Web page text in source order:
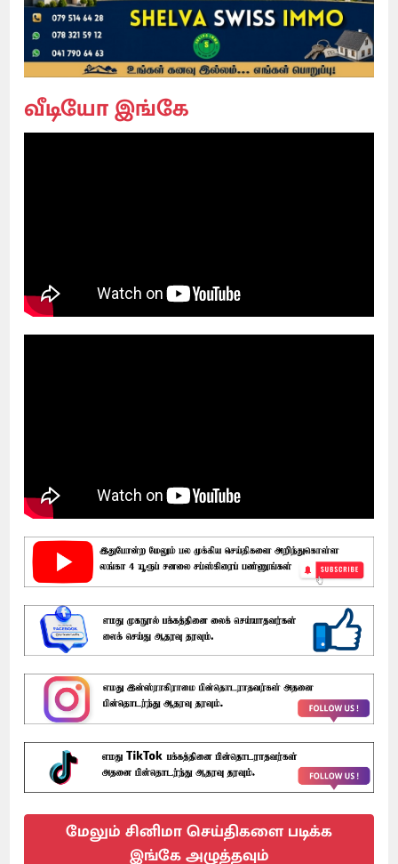
வீடியோ இங்கே
மேலும் சினிமா செய்திகளை படிக்க
இங்கே அழுத்தவும்